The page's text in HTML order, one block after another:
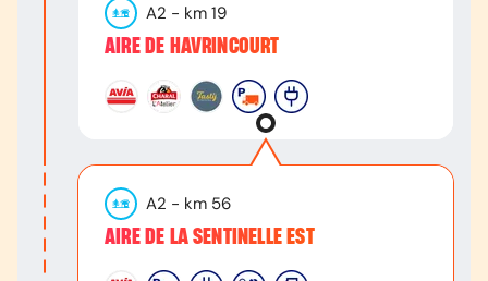
A2 - km 19
AIRE DE HAVRINCOURT
A2 - km 56
AIRE DE LA SENTINELLE EST